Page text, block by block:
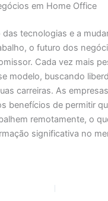
em Home Office
das tecnologias e a
o futuro dos
Cada vez mais
modelo, buscando
carreiras. As
benefícios de permitir
remotamente, o
significativa no